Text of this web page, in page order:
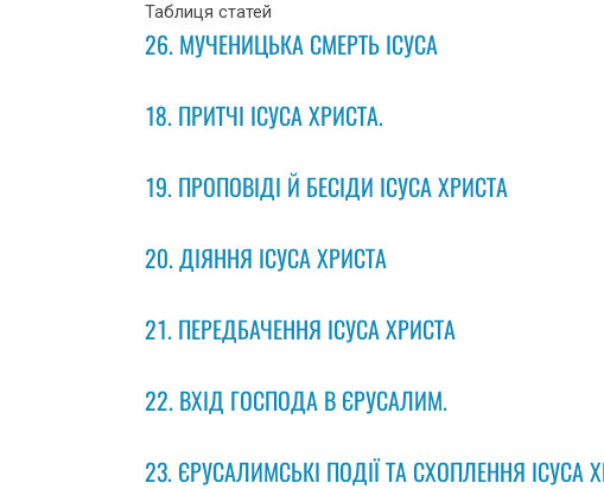
Таблиця статей
26. МУЧЕНИЦЬКА СМЕРТЬ ІСУСА
18. ПРИТЧІ ІСУСА ХРИСТА.
19. ПРОПОВІДІ Й БЕСІДИ ІСУСА ХРИСТА
20. ДІЯННЯ ІСУСА ХРИСТА
21. ПЕРЕДБАЧЕННЯ ІСУСА ХРИСТА
22. ВХІД ГОСПОДА В ЄРУСАЛИМ.
23. ЄРУСАЛИМСЬКІ ПОДІЇ ТА СХОПЛЕННЯ ІСУСА